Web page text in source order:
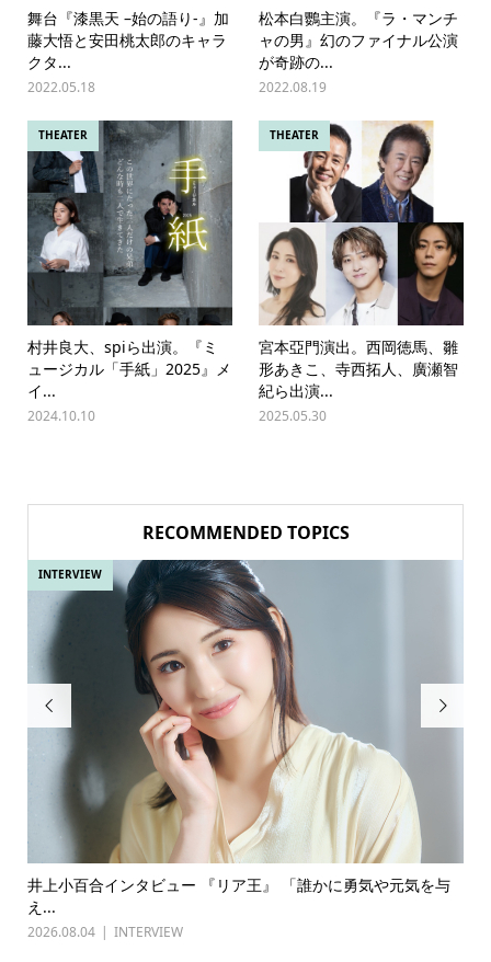
舞台『漆黒天 –始の語り-』加
藤大悟と安田桃太郎のキャラ
クタ...
2022.05.18
松本白鸚主演。『ラ・マンチ
ャの男』幻のファイナル公演
が奇跡の...
2022.08.19
THEATER
村井良大、spiら出演。『ミ
ュージカル「手紙」2025』メ
イ...
2024.10.10
THEATER
宮本亞門演出。西岡徳馬、雛
形あきこ、寺西拓人、廣瀬智
紀ら出演...
2025.05.30
RECOMMENDED TOPICS

井上小百合インタビュー 『リア王』 「誰かに勇気や元気を与
え...
2026.08.04 INTERVIEW
INTERVIEW
